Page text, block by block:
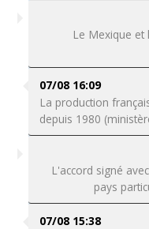
Le Mexique et
07/08 16:09
La production
depuis 1980
L'accord signé
pays
07/08 15:38